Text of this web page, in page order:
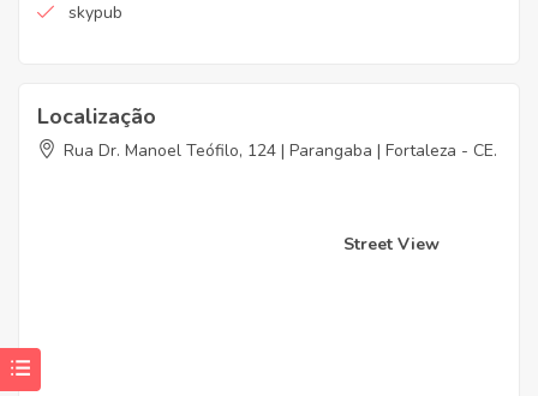
skypub
Localização
Rua Dr. Manoel Teófilo, 124 | Parangaba | Fortaleza - CE.
Street View